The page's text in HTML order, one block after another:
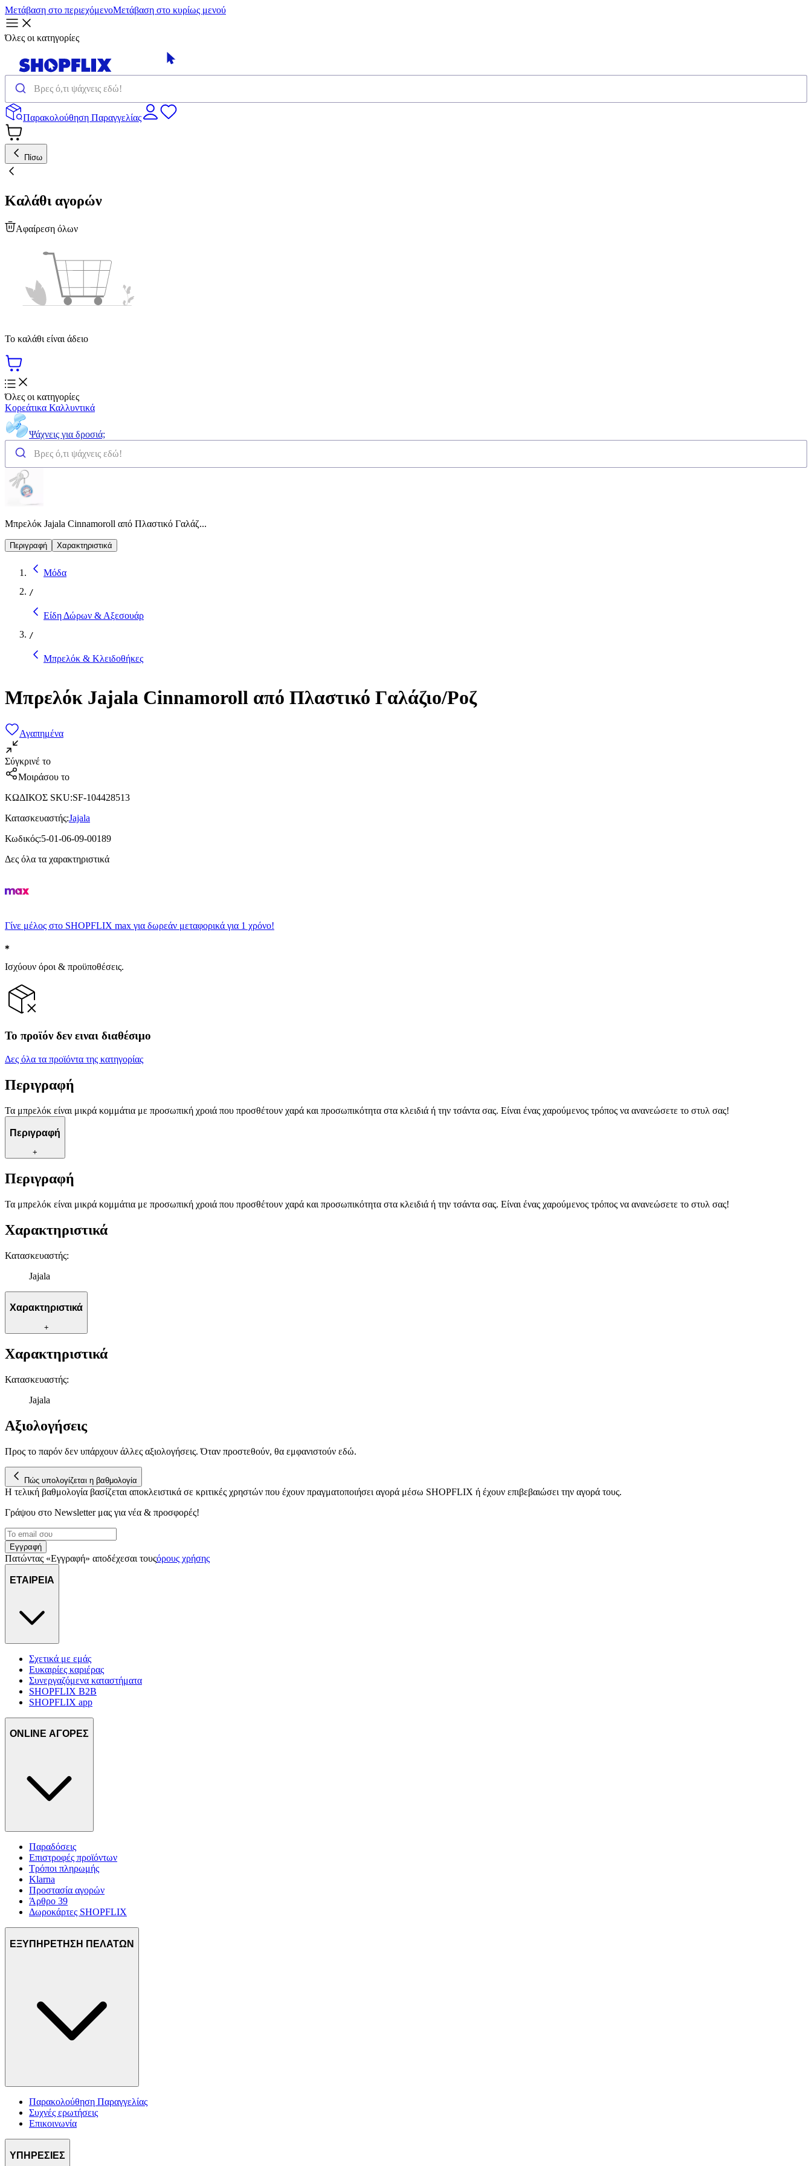
Μετάβαση στο περιεχόμενοΜετάβαση στο κυρίως μενού
Όλες οι κατηγορίες
Παρακολούθηση Παραγγελίας
Πίσω
Καλάθι αγορών
Αφαίρεση όλων
Το καλάθι είναι άδειο
Όλες οι κατηγορίες
Κορεάτικα Καλλυντικά
Ψάχνεις για δροσιά;
Μπρελόκ Jajala Cinnamoroll από Πλαστικό Γαλάζ...
Περιγραφή Χαρακτηριστικά
Μόδα
/
Είδη Δώρων & Αξεσουάρ
/
Μπρελόκ & Κλειδοθήκες
Μπρελόκ Jajala Cinnamoroll από Πλαστικό Γαλάζιο/Ροζ
Αγαπημένα
Σύγκρινέ το
Μοιράσου το
ΚΩΔΙΚΟΣ SKU:SF-104428513
Κατασκευαστής:Jajala
Κωδικός:5-01-06-09-00189
Δες όλα τα χαρακτηριστικά
Γίνε μέλος στο SHOPFLIX max για δωρεάν μεταφορικά για 1 χρόνο!
Ισχύουν όροι & προϋποθέσεις.
Το προϊόν δεν ειναι διαθέσιμο
Δες όλα τα προϊόντα της κατηγορίας
Περιγραφή
Τα μπρελόκ είναι μικρά κομμάτια με προσωπική χροιά που προσθέτουν χαρά και προσωπικότητα στα κλειδιά ή την τσάντα σας. Είναι ένας χαρούμενος τρόπος να ανανεώσετε το στυλ σας!
Περιγραφή
+
Περιγραφή
Τα μπρελόκ είναι μικρά κομμάτια με προσωπική χροιά που προσθέτουν χαρά και προσωπικότητα στα κλειδιά ή την τσάντα σας. Είναι ένας χαρούμενος τρόπος να ανανεώσετε το στυλ σας!
Χαρακτηριστικά
Κατασκευαστής:
Jajala
Χαρακτηριστικά
+
Χαρακτηριστικά
Κατασκευαστής:
Jajala
Αξιολογήσεις
Προς το παρόν δεν υπάρχουν άλλες αξιολογήσεις. Όταν προστεθούν, θα εμφανιστούν εδώ.
Πώς υπολογίζεται η βαθμολογία
Η τελική βαθμολογία βασίζεται αποκλειστικά σε κριτικές χρηστών που έχουν πραγματοποιήσει αγορά μέσω SHOPFLIX ή έχουν επιβεβαιώσει την αγορά τους.
Γράψου στο Νewsletter μας για νέα & προσφορές!
Εγγραφή
Πατώντας «Εγγραφή» αποδέχεσαι τουςόρους χρήσης
ΕΤΑΙΡΕΙΑ
Σχετικά με εμάς
Ευκαιρίες καριέρας
Συνεργαζόμενα καταστήματα
SHOPFLIX B2B
SHOPFLIX app
ONLINE ΑΓΟΡΕΣ
Παραδόσεις
Επιστροφές προϊόντων
Τρόποι πληρωμής
Klarna
Προστασία αγορών
Άρθρο 39
Δωροκάρτες SHOPFLIX
ΕΞΥΠΗΡΕΤΗΣΗ ΠΕΛΑΤΩΝ
Παρακολούθηση Παραγγελίας
Συχνές ερωτήσεις
Επικοινωνία
ΥΠΗΡΕΣΙΕΣ